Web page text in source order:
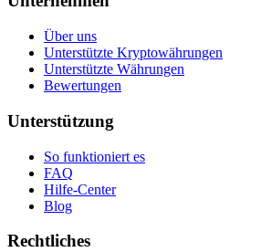
Über uns
Unterstützte Kryptowährungen
Unterstützte Währungen
Bewertungen
Unterstützung
So funktioniert es
FAQ
Hilfe-Center
Blog
Rechtliches